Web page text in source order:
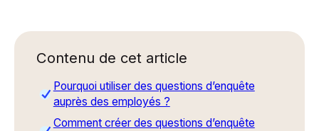
Contenu de cet article
Pourquoi utiliser des questions d’enquête
auprès des employés ?
Comment créer des questions d’enquête